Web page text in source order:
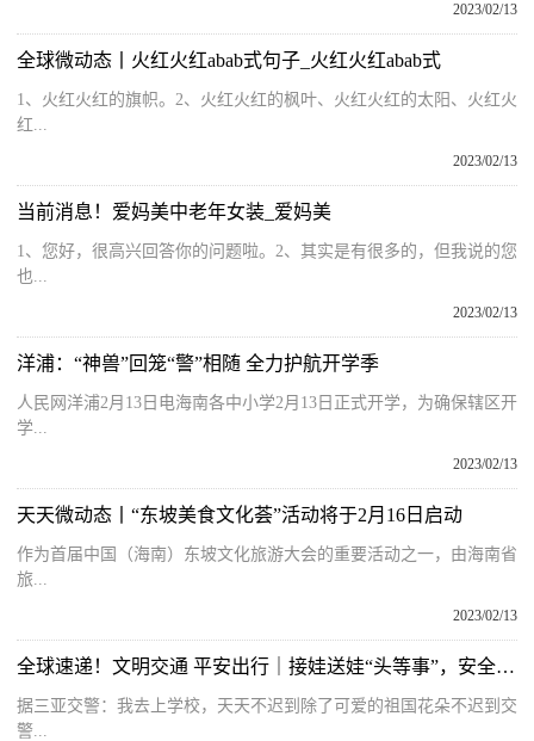
2023/02/13
全球微动态丨火红火红abab式句子_火红火红abab式
1、火红火红的旗帜。2、火红火红的枫叶、火红火红的太阳、火红火
红...
2023/02/13
当前消息！爱妈美中老年女装_爱妈美
1、您好，很高兴回答你的问题啦。2、其实是有很多的，但我说的您
也...
2023/02/13
洋浦：“神兽”回笼“警”相随 全力护航开学季
人民网洋浦2月13日电海南各中小学2月13日正式开学，为确保辖区开
学...
2023/02/13
天天微动态丨“东坡美食文化荟”活动将于2月16日启动
作为首届中国（海南）东坡文化旅游大会的重要活动之一，由海南省
旅...
2023/02/13
全球速递！文明交通 平安出行｜接娃送娃“头等事”，安全头盔你戴好了没？
据三亚交警：我去上学校，天天不迟到除了可爱的祖国花朵不迟到交
警...